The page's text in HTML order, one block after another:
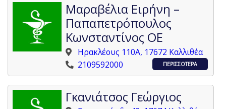
Μαραβέλια Ειρήνη –
Παπαπετρόπουλος
Κωνσταντίνος ΟΕ
Ηρακλέους 110A, 17672 Καλλιθέα
2109592000
ΠΕΡΙΣΣΟΤΕΡΑ
Γκανιάτσος Γεώργιος